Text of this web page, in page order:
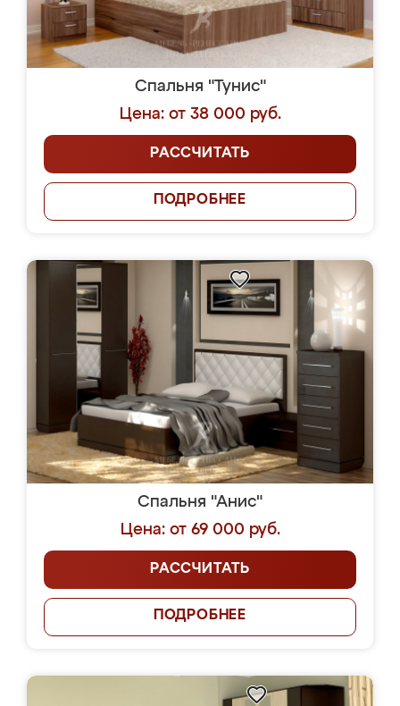
Спальня "Тунис"
Цена: от 38 000 руб.
РАССЧИТАТЬ
ПОДРОБНЕЕ
Спальня "Анис"
Цена: от 69 000 руб.
РАССЧИТАТЬ
ПОДРОБНЕЕ